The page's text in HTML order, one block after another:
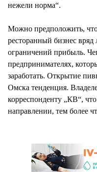
нежели норма“.
Можно предположить,
ресторанный бизнес вряд
ограничений прибыль.
предпринимателях,
заработать. Открытие
Омска тенденция.
корреспонденту „КВ“,
направлении, тем более